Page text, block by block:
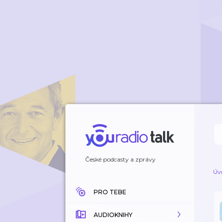
České podcasty a zprávy
PRO TEBE
AUDIOKNIHY